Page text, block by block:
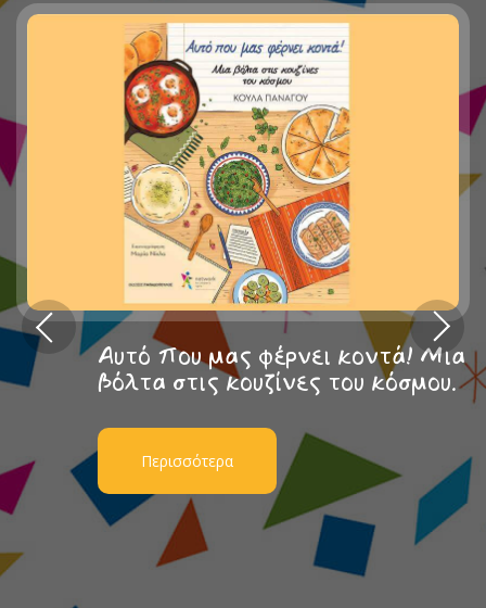
Αυτό που μας φέρνει κοντά! Μια
βόλτα στις κουζίνες του κόσμου.
Περισσότερα